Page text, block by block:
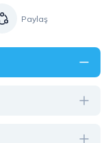
Paylaş